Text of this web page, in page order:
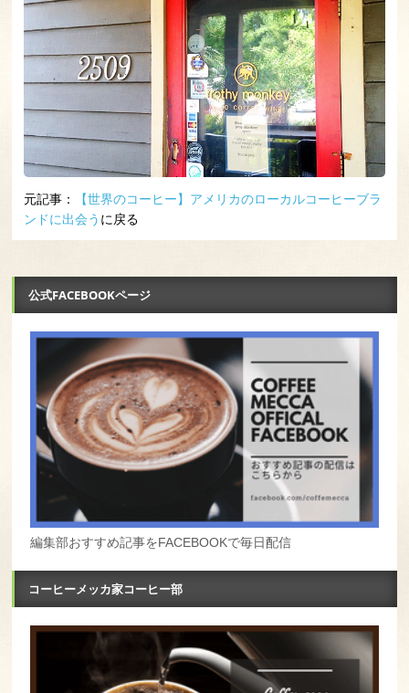
元記事：
【世界のコーヒー】アメリカのローカルコーヒーブラ
ンドに出会う に戻る
公式FACEBOOKページ
編集部おすすめ記事をFACEBOOKで毎日配信
コーヒーメッカ家コーヒー部